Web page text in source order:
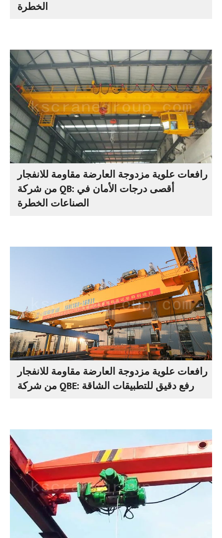
الخطرة
رافعات علوية مزدوجة العارضة مقاومة للانفجار
من شركة QB: أقصى درجات الأمان في
الصناعات الخطرة
رافعات علوية مزدوجة العارضة مقاومة للانفجار
من شركة QBE: رفع دقيق للتطبيقات الشاقة